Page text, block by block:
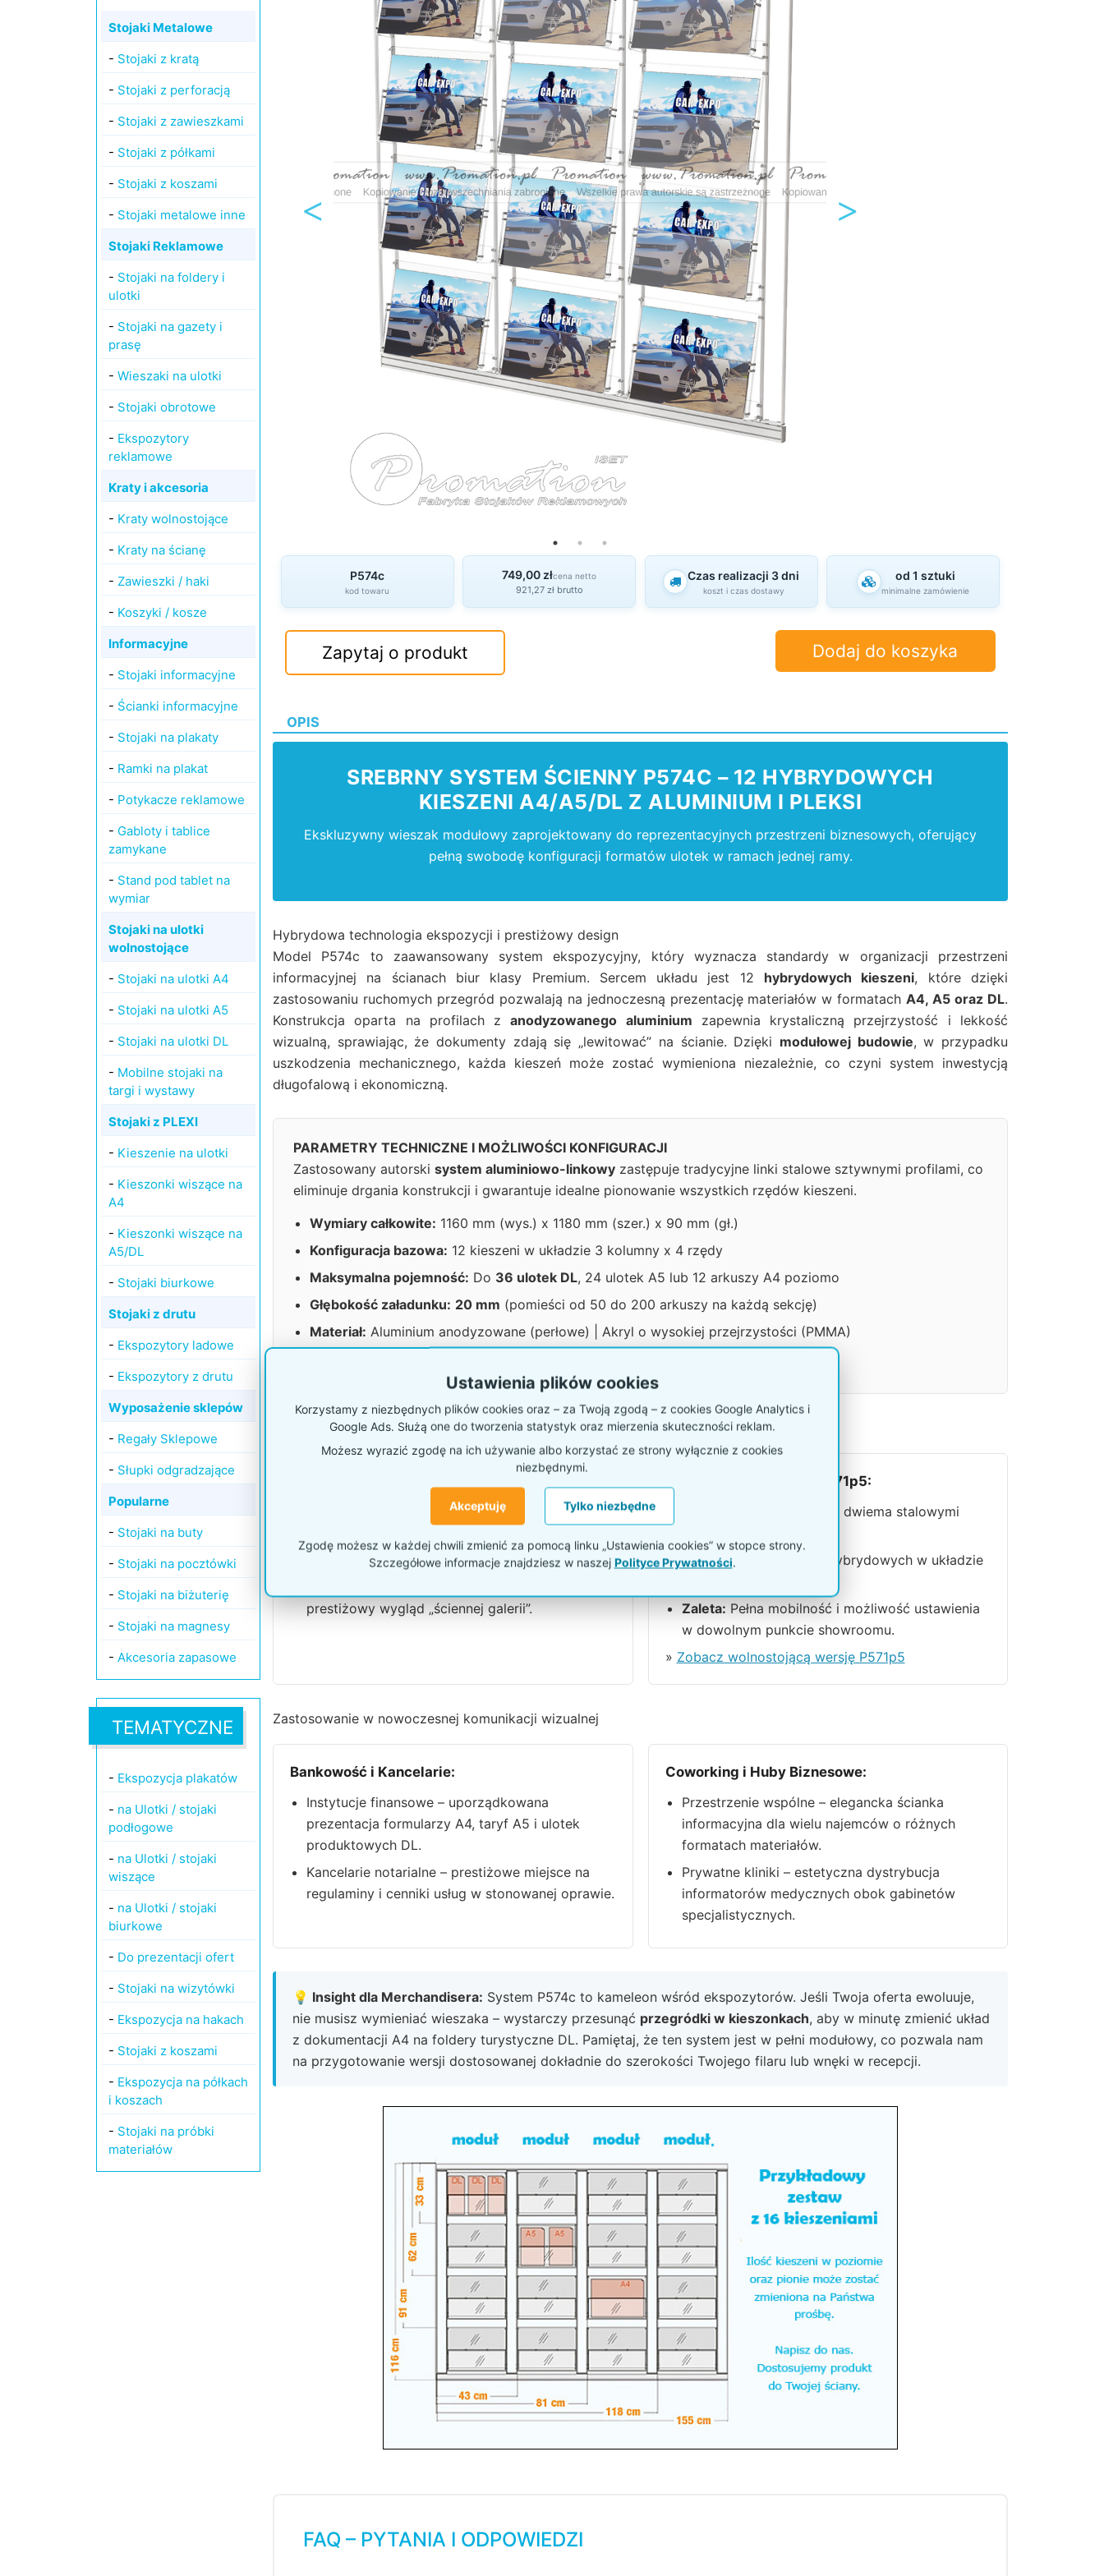
Stojaki Metalowe
- Stojaki z kratą
- Stojaki z perforacją
- Stojaki z zawieszkami
- Stojaki z półkami
- Stojaki z koszami
- Stojaki metalowe inne
Stojaki Reklamowe
- Stojaki na foldery i
ulotki
- Stojaki na gazety i
prasę
- Wieszaki na ulotki
- Stojaki obrotowe
- Ekspozytory
reklamowe
Kraty i akcesoria
- Kraty wolnostojące
- Kraty na ścianę
- Zawieszki / haki
- Koszyki / kosze
Informacyjne
- Stojaki informacyjne
- Ścianki informacyjne
- Stojaki na plakaty
- Ramki na plakat
- Potykacze reklamowe
- Gabloty i tablice
zamykane
- Stand pod tablet na
wymiar
Stojaki na ulotki
wolnostojące
- Stojaki na ulotki A4
- Stojaki na ulotki A5
- Stojaki na ulotki DL
- Mobilne stojaki na
targi i wystawy
Stojaki z PLEXI
- Kieszenie na ulotki
- Kieszonki wiszące na
A4
- Kieszonki wiszące na
A5/DL
- Stojaki biurkowe
Stojaki z drutu
- Ekspozytory ladowe
- Ekspozytory z drutu
Wyposażenie sklepów
- Regały Sklepowe
- Słupki odgradzające
Popularne
- Stojaki na buty
- Stojaki na pocztówki
- Stojaki na biżuterię
- Stojaki na magnesy
- Akcesoria zapasowe
TEMATYCZNE
- Ekspozycja plakatów
- na Ulotki / stojaki
podłogowe
- na Ulotki / stojaki
wiszące
- na Ulotki / stojaki
biurkowe
- Do prezentacji ofert
- Stojaki na wizytówki
- Ekspozycja na hakach
- Stojaki z koszami
- Ekspozycja na półkach
i koszach
- Stojaki na próbki
materiałów
P574c
kod towaru
749,00 złcena netto
921,27 zł brutto
Czas realizacji 3 dni
koszt i czas dostawy
od 1 sztuki
minimalne zamówienie
Zapytaj o produkt Dodaj do koszyka
OPIS
SREBRNY SYSTEM ŚCIENNY P574C – 12 HYBRYDOWYCH
KIESZENI A4/A5/DL Z ALUMINIUM I PLEKSI
Ekskluzywny wieszak modułowy zaprojektowany do reprezentacyjnych przestrzeni biznesowych, oferujący
pełną swobodę konfiguracji formatów ulotek w ramach jednej ramy.
Hybrydowa technologia ekspozycji i prestiżowy design
Model P574c to zaawansowany system ekspozycyjny, który wyznacza standardy w organizacji przestrzeni
informacyjnej na ścianach biur klasy Premium. Sercem układu jest 12 hybrydowych kieszeni, które dzięki
zastosowaniu ruchomych przegród pozwalają na jednoczesną prezentację materiałów w formatachA4, A5 oraz DL.
Konstrukcja oparta na profilach zanodyzowanego aluminium zapewnia krystaliczną przejrzystość i lekkość
wizualną, sprawiając, że dokumenty zdają się „lewitować” na ścianie. Dzięki modułowej budowie, w przypadku
uszkodzenia mechanicznego, każda kieszeń może zostać wymieniona niezależnie, co czyni system inwestycją
długofalową i ekonomiczną.
PARAMETRY TECHNICZNE I MOŻLIWOŚCI KONFIGURACJI
Zastosowany autorski system aluminiowo-linkowy zastępuje tradycyjne linki stalowe sztywnymi profilami, co
eliminuje drgania konstrukcji i gwarantuje idealne pionowanie wszystkich rzędów kieszeni.
Wymiary całkowite: 1160 mm (wys.) x 1180 mm (szer.) x 90 mm (gł.)
Konfiguracja bazowa: 12 kieszeni w układzie 3 kolumny x 4 rzędy
Maksymalna pojemność: Do 36 ulotek DL, 24 ulotek A5 lub 12 arkuszy A4 poziomo
Głębokość załadunku: 20 mm (pomieści od 50 do 200 arkuszy na każdą sekcję)
Materiał: Aluminium anodyzowane (perłowe) | Akryl o wysokiej przejrzystości (PMMA)
Porównanie systemów: Ścienny P574c vs Wolnostojący P571p5
System naścienny, stały.
Elastyczność: Pełna skalowalność szerokości i
wysokości pod wymiar ściany.
prestiżowy wygląd „ściennej galerii”.
Ścianka wolnostojąca P571p5:
Stojak podłogowy z dwiema stalowymi
Pojemność:
9 kieszeni hybrydowych w układzie
Zaleta: Pełna mobilność i możliwość ustawienia
w dowolnym punkcie showroomu.
» Zobacz wolnostojącą wersję P571p5
Zastosowanie w nowoczesnej komunikacji wizualnej
Bankowość i Kancelarie:
Instytucje finansowe – uporządkowana
prezentacja formularzy A4, taryf A5 i ulotek
produktowych DL.
Kancelarie notarialne – prestiżowe miejsce na
regulaminy i cenniki usług w stonowanej oprawie.
Coworking i Huby Biznesowe:
Przestrzenie wspólne – elegancka ścianka
informacyjna dla wielu najemców o różnych
formatach materiałów.
Prywatne kliniki – estetyczna dystrybucja
informatorów medycznych obok gabinetów
specjalistycznych.
💡 Insight dla Merchandisera: System P574c to kameleon wśród ekspozytorów. Jeśli Twoja oferta ewoluuje,
nie musisz wymieniać wieszaka – wystarczy przesunąć przegródki w kieszonkach, aby w minutę zmienić układ
z dokumentacji A4 na foldery turystyczne DL. Pamiętaj, że ten system jest w pełni modułowy, co pozwala nam
na przygotowanie wersji dostosowanej dokładnie do szerokości Twojego filaru lub wnęki w recepcji.
FAQ – PYTANIA I ODPOWIEDZI
Ustawienia plików cookies
Korzystamy z niezbędnych plików cookies oraz – za Twoją zgodą – z cookies Google Analytics i
Google Ads. Służą one do tworzenia statystyk oraz mierzenia skuteczności reklam.
Możesz wyrazić zgodę na ich używanie albo korzystać ze strony wyłącznie z cookies
niezbędnymi.
Akceptuję Tylko niezbędne
Zgodę możesz w każdej chwili zmienić za pomocą linku „Ustawienia cookies” w stopce strony.
Szczegółowe informacje znajdziesz w naszej Polityce Prywatności.